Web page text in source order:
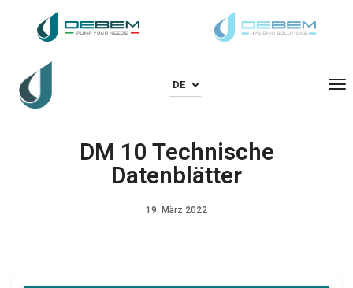
DE
DM 10 Technische
Datenblätter
19. März 2022